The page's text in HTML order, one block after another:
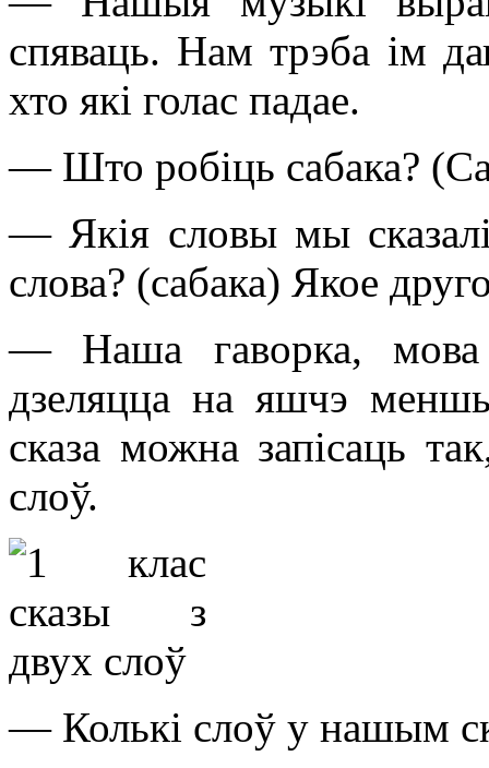
спяваць. Нам трэба ім
хто які голас падае.
— Што робіць сабака?
— Якія словы мы
слова? (сабака) Якое
— Наша гаворка, мова
дзеляцца на яшчэ
сказа можна запісаць
слоў.
— Колькі слоў у нашым